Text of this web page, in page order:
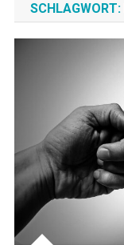
SCHLAGWORT: